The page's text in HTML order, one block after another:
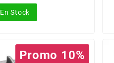
En Stock
Promo 10%